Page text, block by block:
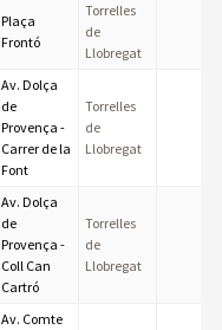
Plaça
Frontó
Torrelles
de
Llobregat
Av. Dolça
de
Provença -
Carrer de la
Font
Torrelles
de
Llobregat
Av. Dolça
de
Provença -
Coll Can
Cartró
Torrelles
de
Llobregat
Av. Comte